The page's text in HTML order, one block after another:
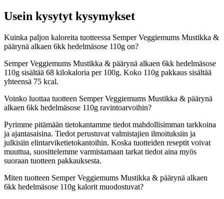
Usein kysytyt kysymykset
Kuinka paljon kaloreita tuotteessa Semper Veggiemums Mustikka &
päärynä alkaen 6kk hedelmäsose 110g on?
Semper Veggiemums Mustikka & päärynä alkaen 6kk hedelmäsose
110g sisältää 68 kilokaloria per 100g. Koko 110g pakkaus sisältää
yhteensä 75 kcal.
Voinko luottaa tuotteen Semper Veggiemums Mustikka & päärynä
alkaen 6kk hedelmäsose 110g ravintoarvoihin?
Pyrimme pitämään tietokantamme tiedot mahdollisimman tarkkoina
ja ajantasaisina. Tiedot perustuvat valmistajien ilmoituksiin ja
julkisiin elintarviketietokantoihin. Koska tuotteiden reseptit voivat
muuttua, suosittelemme varmistamaan tarkat tiedot aina myös
suoraan tuotteen pakkauksesta.
Miten tuotteen Semper Veggiemums Mustikka & päärynä alkaen
6kk hedelmäsose 110g kalorit muodostuvat?